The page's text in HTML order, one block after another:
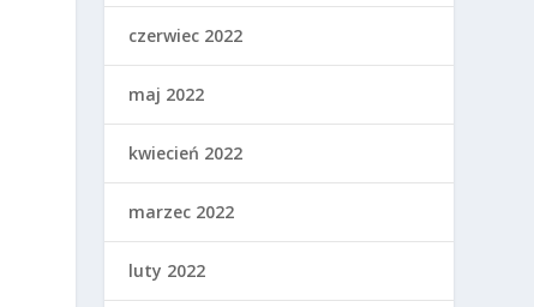
czerwiec 2022
maj 2022
kwiecień 2022
marzec 2022
luty 2022